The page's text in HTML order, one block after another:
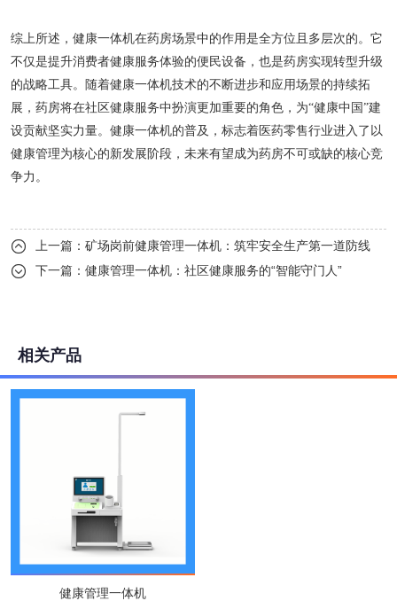
综上所述，健康一体机在药房场景中的作用是全方位且多层次的。它
不仅是提升消费者健康服务体验的便民设备，也是药房实现转型升级
的战略工具。随着健康一体机技术的不断进步和应用场景的持续拓
展，药房将在社区健康服务中扮演更加重要的角色，为“健康中国”建
设贡献坚实力量。健康一体机的普及，标志着医药零售行业进入了以
健康管理为核心的新发展阶段，未来有望成为药房不可或缺的核心竞
争力。
 上一篇： 矿场岗前健康管理一体机：筑牢安全生产第一道防线
 下一篇： 健康管理一体机：社区健康服务的“智能守门人”
相关产品
健康管理一体机